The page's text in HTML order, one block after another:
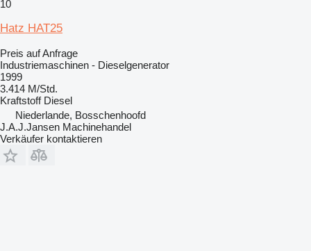
10
Hatz HAT25
Preis auf Anfrage
Industriemaschinen - Dieselgenerator
1999
3.414 M/Std.
Kraftstoff Diesel
Niederlande, Bosschenhoofd
J.A.J.Jansen Machinehandel
Verkäufer kontaktieren